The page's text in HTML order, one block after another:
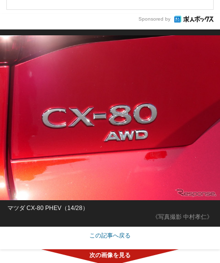
Sponsored by
《写真撮影 中村孝仁》
マツダ CX-80 PHEV（14/28）
この記事へ戻る